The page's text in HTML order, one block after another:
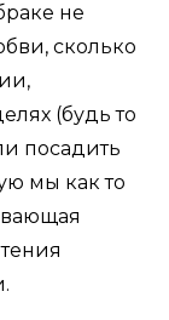
не
сколько
(будь то
посадить
мы как то